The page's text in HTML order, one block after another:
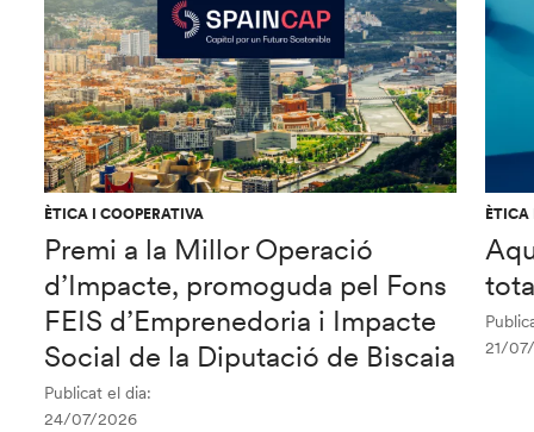
ÈTICA I COOPERATIVA
Premi a la Millor Operació
d’Impacte, promoguda pel Fons
FEIS d’Emprenedoria i Impacte
Social de la Diputació de Biscaia
Publicat el dia:
24/07/2026
ÈTICA
21/